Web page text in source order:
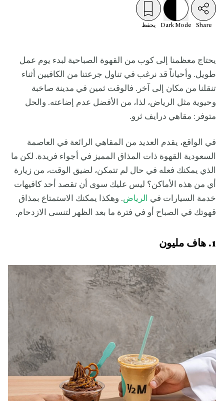
Share
Dark Mode يحفظ
يحتاج معظمنا إلى كوب من القهوة الصباحية لبدء يوم عمل
طويل. وأحياناً قد نرغب في تناول جرعتنا من الكافيين أثناء
تنقلنا من مكان إلى آخر. فالوقت ثمين في مدينة صاخبة
وحيوية مثل الرياض، لذا، من الأفضل عدم إضاعته. والحل
متوفر: مقاهي درايف ثرو.
في الواقع، يقدم العديد من المقاهي الرائعة في العاصمة
السعودية القهوة ذات المذاق المميز في أجواء فريدة. لكن ما
الذي يمكنك فعله في حال لم تتمكن، لضيق الوقت، من زيارة
أي من هذه الأماكن؟ ليس عليك سوى أن تقصد أحد كافيهات
خدمة السيارات في
الرياض. وهكذا يمكنك الاستمتاع بمذاق
قهوتك في الصباح أو في فترة ما بعد الظهر لتنسى الازدحام.
1. هاف مليون